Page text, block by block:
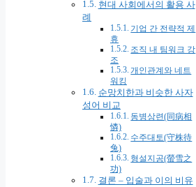
현대 사회에서의 활용 사
례
기업 간 전략적 제
휴
조직 내 팀워크 강
조
개인관계와 네트
워킹
순망치한과 비슷한 사자
성어 비교
동병상련(同病相
憐)
수주대토(守株待
兔)
형설지공(螢雪之
功)
결론 – 입술과 이의 비유